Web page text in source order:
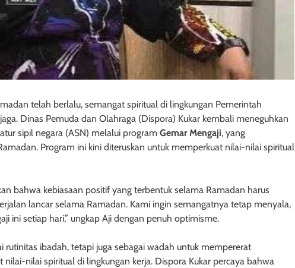
telah berlalu, semangat spiritual di lingkungan Pemerintah
Dinas Pemuda dan Olahraga (Dispora) Kukar kembali meneguhkan
sipil negara (ASN) melalui program Gemar Mengaji, yang
Program ini kini diteruskan untuk memperkuat nilai-nilai spiritual
bahwa kebiasaan positif yang terbentuk selama Ramadan harus
lancar selama Ramadan. Kami ingin semangatnya tetap menyala,
ini setiap hari,” ungkap Aji dengan penuh optimisme.
rutinitas ibadah, tetapi juga sebagai wadah untuk mempererat
nilai spiritual di lingkungan kerja. Dispora Kukar percaya bahwa